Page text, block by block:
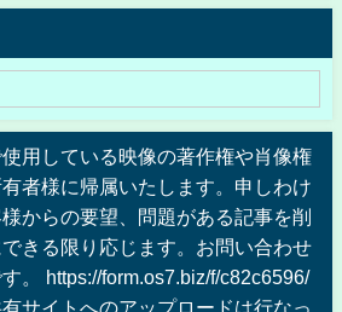
用している映像の著作権や肖像権
者様に帰属いたします。申しわけ
からの要望、問題がある記事を削
きる限り応じます。お問い合わせ
。 https://form.os7.biz/f/c82c6596/
サイトへのアップロードは行なっ